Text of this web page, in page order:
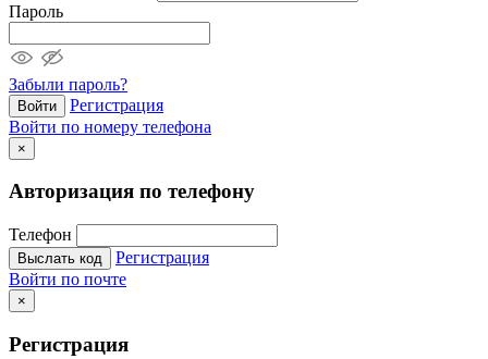
Пароль
Забыли пароль?
Войти
Регистрация
Войти по номеру телефона
×
Авторизация по телефону
Телефон
Выслать код
Регистрация
Войти по почте
×
Регистрация